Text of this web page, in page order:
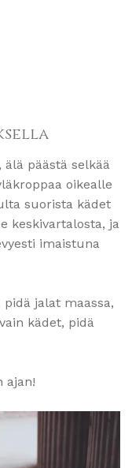
älä päästä selkää
oikealle
suorista kädet
keskivartalosta, ja
imaistuna
jalat maassa,
kädet, pidä
ajan!